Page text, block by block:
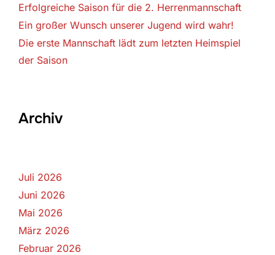
Erfolgreiche Saison für die 2. Herrenmannschaft
Ein großer Wunsch unserer Jugend wird wahr!
Die erste Mannschaft lädt zum letzten Heimspiel
der Saison
Archiv
Juli 2026
Juni 2026
Mai 2026
März 2026
Februar 2026